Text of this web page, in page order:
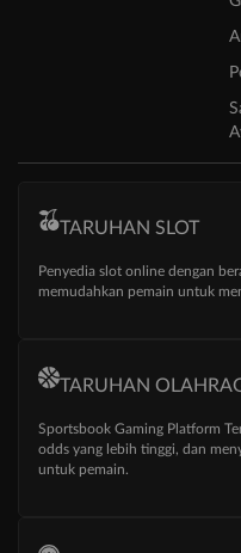
TARUHAN SLOT
Penyedia slot online dengan
memudahkan pemain untuk
TARUHAN
Sportsbook Gaming Platform
odds yang lebih tinggi, dan
untuk pemain.